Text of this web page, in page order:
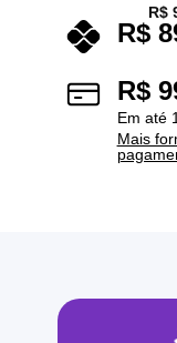
R$
R$
R$
Em até
Mais